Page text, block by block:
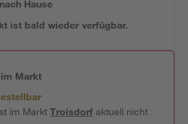
Hause
ist bald wieder verfügbar.
Markt
im MarktTroisdorfaktuell nicht